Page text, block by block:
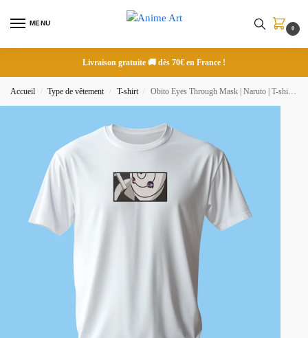
MENU
0
Livraison gratuite 🚚 dès 70€ en France !
Accueil / Type de vêtement / T-shirt / Obito Eyes Through Mask | Naruto | T-shirt brodé